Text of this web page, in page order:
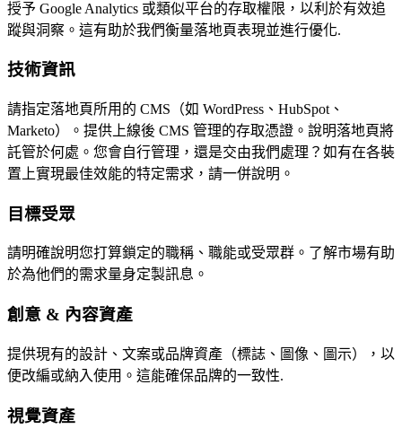
授予 Google Analytics 或類似平台的存取權限，以利於有效追
蹤與洞察。這有助於我們衡量落地頁表現並進行優化.
技術資訊
請指定落地頁所用的 CMS（如 WordPress、HubSpot、
Marketo）。提供上線後 CMS 管理的存取憑證。說明落地頁將
託管於何處。您會自行管理，還是交由我們處理？如有在各裝
置上實現最佳效能的特定需求，請一併說明。
目標受眾
請明確說明您打算鎖定的職稱、職能或受眾群。了解市場有助
於為他們的需求量身定製訊息。
創意 & 內容資產
提供現有的設計、文案或品牌資產（標誌、圖像、圖示），以
便改編或納入使用。這能確保品牌的一致性.
視覺資產